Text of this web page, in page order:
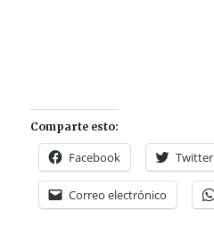
Comparte esto:
Facebook Twitter
Correo electrónico